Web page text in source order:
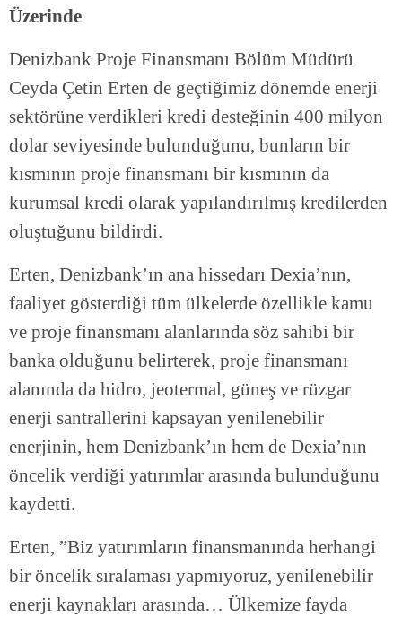
Üzerinde
Denizbank Proje Finansmanı Bölüm Müdürü
Ceyda Çetin Erten de geçtiğimiz dönemde enerji
sektörüne verdikleri kredi desteğinin 400 milyon
dolar seviyesinde bulunduğunu, bunların bir
kısmının proje finansmanı bir kısmının da
kurumsal kredi olarak yapılandırılmış kredilerden
oluştuğunu bildirdi.
Erten, Denizbank’ın ana hissedarı Dexia’nın,
faaliyet gösterdiği tüm ülkelerde özellikle kamu
ve proje finansmanı alanlarında söz sahibi bir
banka olduğunu belirterek, proje finansmanı
alanında da hidro, jeotermal, güneş ve rüzgar
enerji santrallerini kapsayan yenilenebilir
enerjinin, hem Denizbank’ın hem de Dexia’nın
öncelik verdiği yatırımlar arasında bulunduğunu
kaydetti.
Erten, ”Biz yatırımların finansmanında herhangi
bir öncelik sıralaması yapmıyoruz, yenilenebilir
enerji kaynakları arasında… Ülkemize fayda